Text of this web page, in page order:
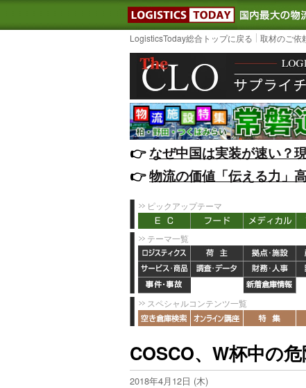
LOGISTICS
LogisticsToday総合トップに戻る 取材のご依
👉️なぜ中国は実装が速い？
👉️物流の価値「伝える力」
ピックアップテーマ
テーマ一覧
スペシャルコンテンツ一覧
COSCO、W杯中の
2018年4月12日 (木)